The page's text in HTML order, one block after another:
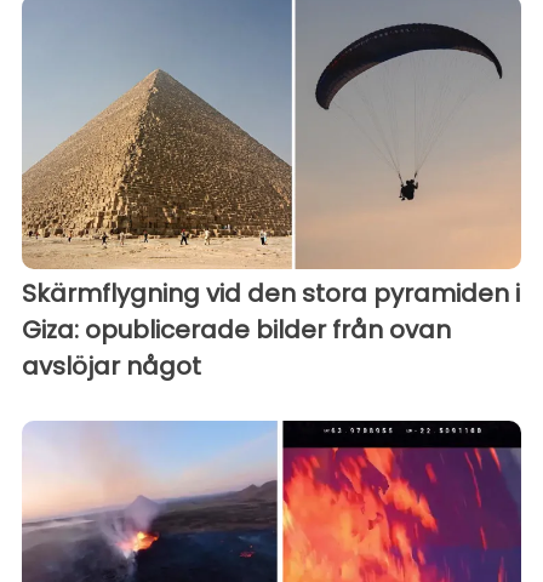
Skärmflygning vid den stora pyramiden i
Giza: opublicerade bilder från ovan
avslöjar något